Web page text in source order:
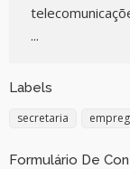
...
Labels
secretaria
Formulário De